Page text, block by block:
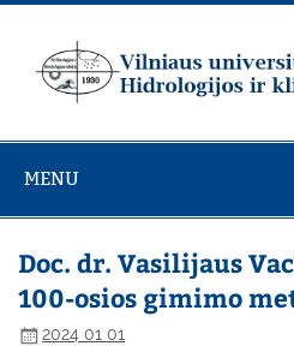
Skip
MENU
Doc. dr. Vasilijaus
100-osios gimimo
2024 01 01